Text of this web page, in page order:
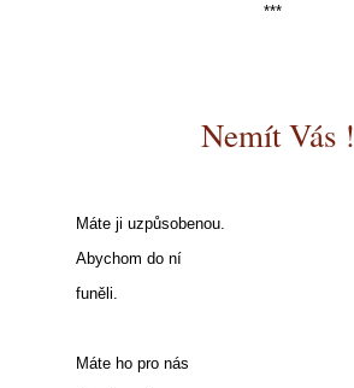
***
Nemít Vás !
Máte ji uzpůsobenou.
Abychom do ní
funěli.
Máte ho pro nás